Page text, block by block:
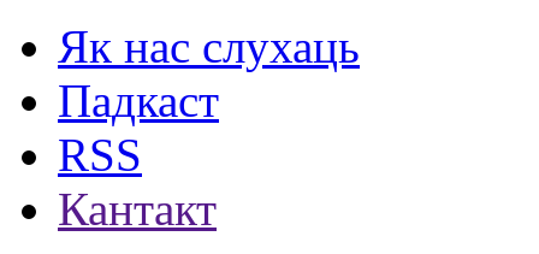
Як нас слухаць
Падкаст
RSS
Кантакт